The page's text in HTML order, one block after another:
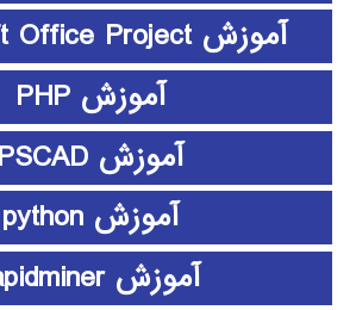
آموزش Microsoft Office Project
آموزش PHP
آموزش PSCAD
آموزش python
آموزش rapidminer